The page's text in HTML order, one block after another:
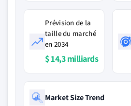
Prévision de la
taille du marché
en 2034
$ 14,3 milliards
Market Size Trend